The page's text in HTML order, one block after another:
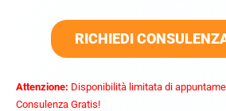
RICHIEDI
Attenzione: Disponibilità limitata di
Consulenza Gratis!